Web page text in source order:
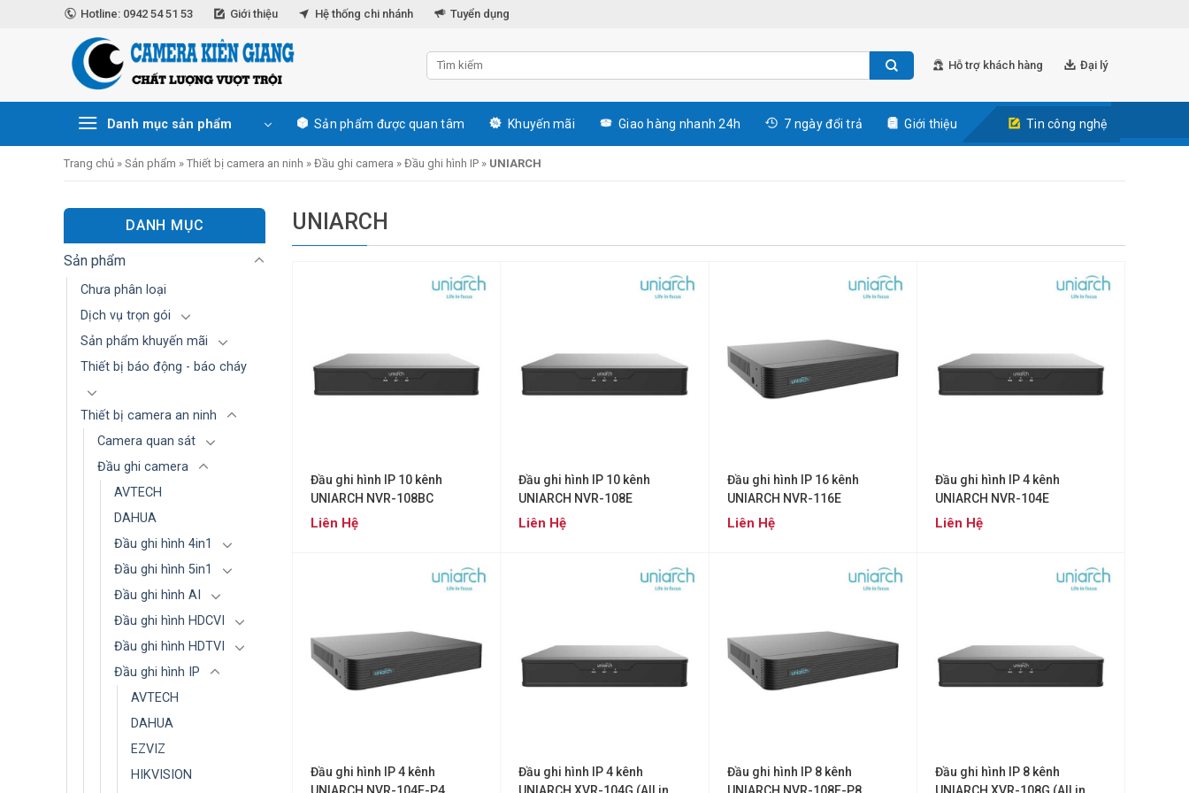
Hotline: 0942 54 51 53 Giới thiệu Hệ thống chi nhánh Tuyển dụng
Hỗ trợ khách hàng Đại lý
Danh mục sản phẩm Sản phẩm được quan tâm Khuyến mãi Giao hàng nhanh 24h 7 ngày đổi trả Giới thiệu Tin công nghệ
Trang chủ » Sản phẩm » Thiết bị camera an ninh » Đầu ghi camera » Đầu ghi hình IP » UNIARCH
DANH MỤC
Sản phẩm
Chưa phân loại
Dịch vụ trọn gói
Sản phẩm khuyến mãi
Thiết bị báo động - báo cháy
Thiết bị camera an ninh
Camera quan sát
Đầu ghi camera
AVTECH
DAHUA
Đầu ghi hình 4in1
Đầu ghi hình 5in1
Đầu ghi hình AI
Đầu ghi hình HDCVI
Đầu ghi hình HDTVI
Đầu ghi hình IP
AVTECH
DAHUA
EZVIZ
HIKVISION
UNIARCH
Đầu ghi hình IP 10 kênh
UNIARCH NVR-108BC
Liên Hệ
Đầu ghi hình IP 10 kênh
UNIARCH NVR-108E
Liên Hệ
Đầu ghi hình IP 16 kênh
UNIARCH NVR-116E
Liên Hệ
Đầu ghi hình IP 4 kênh
UNIARCH NVR-104E
Liên Hệ
Đầu ghi hình IP 4 kênh
Đầu ghi hình IP 4 kênh
Đầu ghi hình IP 8 kênh
Đầu ghi hình IP 8 kênh